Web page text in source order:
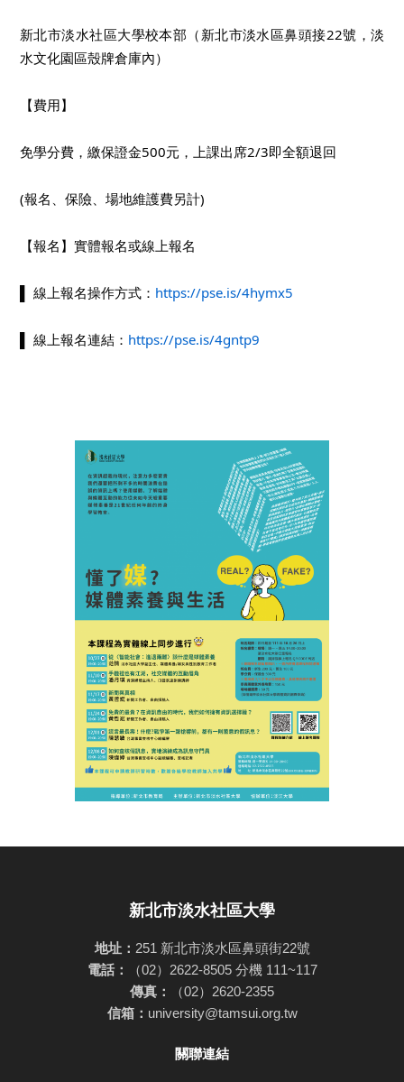
新北市淡水社區大學校本部（新北市淡水區鼻頭接22號，淡
水文化園區殼牌倉庫內）
​【費用】
免學分費，繳保證金500元，上課出席2/3即全額退回
(報名、保險、場地維護費另計)
​【報名】實體報名或線上報名
▌ 線上報名操作方式： https://pse.is/4hymx5
▌ 線上報名連結： https://pse.is/4gntp9
新北市淡水社區大學
地址： 251 新北市淡水區鼻頭街22號
電話：
（02）2622-8505 分機 111~117
傳真：
（02）2620-2355
信箱： university@tamsui.org.tw
關聯連結